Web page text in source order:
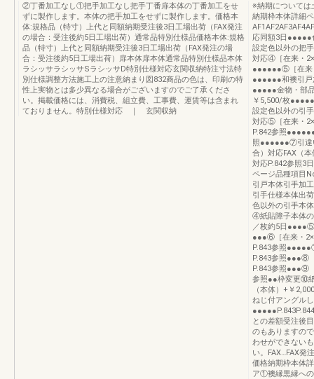
②丁番加工なし①把手加工なし把手丁番扉本体の丁番加工をせ
ずに製作します。本体の把手加工をせずに製作します。価格本
体:規格品（特寸）上代と同額納期受注後3日工場出荷（FAX発注
の場合：受注後約5日工場出荷）通常品特別仕様品価格本体:規格
品（特寸）上代と同額納期受注後3日工場出荷（FAX発注の場
合：受注後約5日工場出荷）扉本体扉本体通常品特別仕様品本体
ラシッサラシッサSラシッサD特別仕様対応玄関収納特注寸法特
別仕様調整方法施工上の注意納まり図832商品の色は、印刷の特
性上実物とは多少異なる場合がございますのでご了承くださ
い。掲載価格には、消費税、組立費、工事費、運賃等は含まれ
ておりません。特別仕様対応 ｜ 玄関収納
※納期については
納期枠本体詳細
応同額3日
設定色以外の把
対応④［在来・
●●●●●●⑤［在来
●●●●●●和襖引戸
●●●●●金物・部
￥5,500/枚
設定色以外の引
対応⑤［在来・
P.842参照
照●●●●●●⑦引違
合）対応FAX（
対応P.842参照3
ページ品種項目
引戸本体引手加
引手仕様本体出
色以外の引手本
④紙貼障子本体の
／枚約5日●●●●⑤
●●●⑥［在来・
P.843参照
P.843参照●●●⑧
P.843参照●●●⑨
参照●●枠変更⑩
（本体）+￥
ねじ付アングル
との差額受注後
のもありますの
わせができない
い。FAX…FAX発
価格納期枠本体
ア①襖縁黒縁へ